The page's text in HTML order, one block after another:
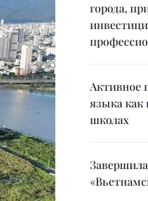
города,
Активное
языка как
школах